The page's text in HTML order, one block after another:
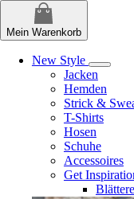
Mein Warenkorb
New Style
Jacken
Hemden
Strick &
T-Shirts
Hosen
Schuhe
Accessoires
Get